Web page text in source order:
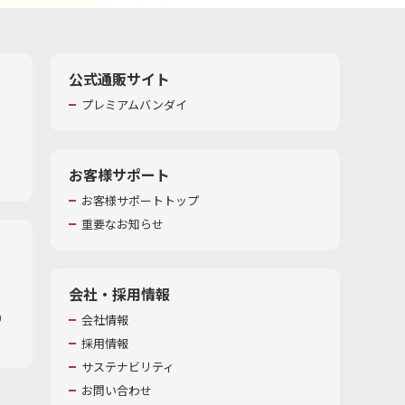
公式通販サイト
プレミアムバンダイ
お客様サポート
お客様サポートトップ
重要なお知らせ
会社・採用情報
会社情報
採用情報
サステナビリティ
お問い合わせ